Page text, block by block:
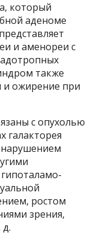
который
аденоме
и аменореи с
также
и ожирение при
с опухолью
галакторея
нарушением
ростом
зрения,